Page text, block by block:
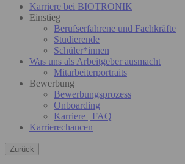
Karriere bei BIOTRONIK
Einstieg
Berufserfahrene und Fachkräfte
Studierende
Schüler*innen
Was uns als Arbeitgeber ausmacht
Mitarbeiterportraits
Bewerbung
Bewerbungsprozess
Onboarding
Karriere | FAQ
Karrierechancen
Zurück